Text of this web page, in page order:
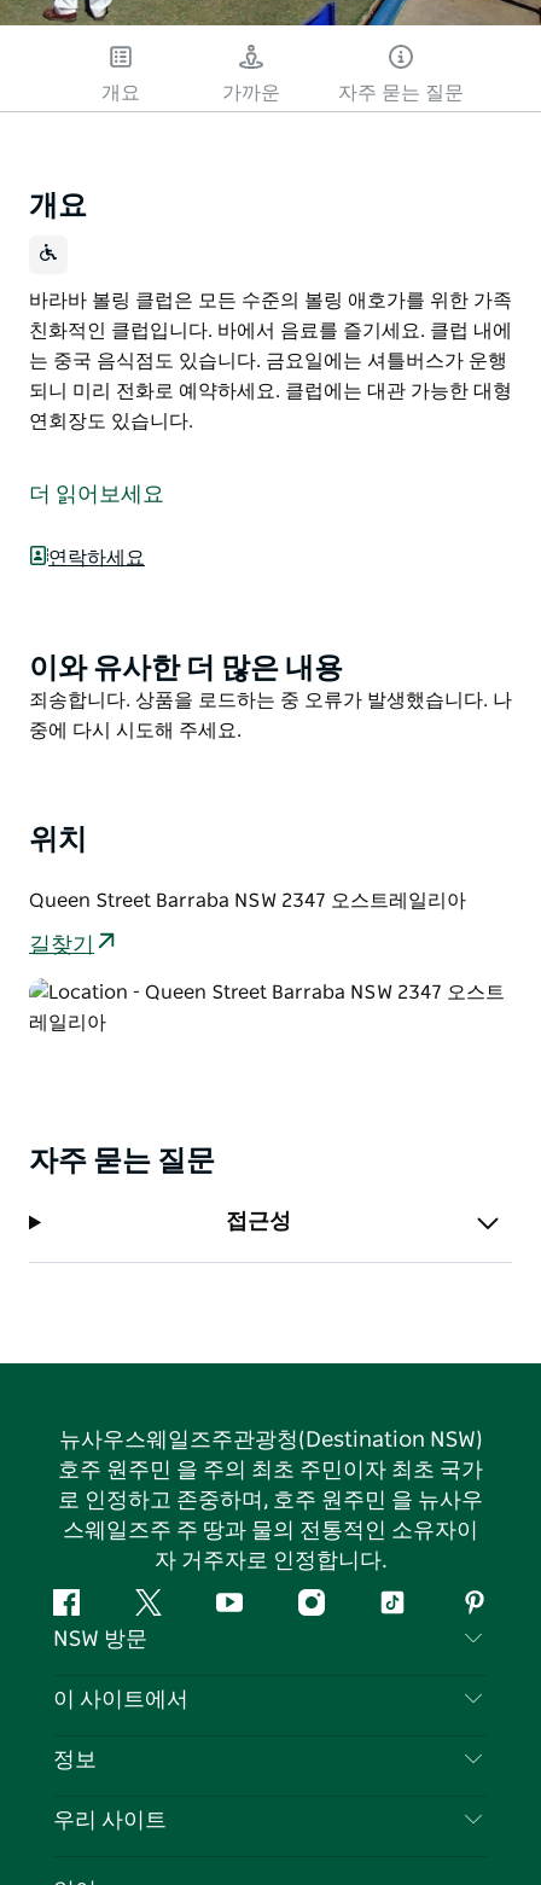
했습니다. 나중에 다시
시도해 주세요.
개요 가까운 자주 묻는 질문
개요
바라바 볼링 클럽은 모든 수준의 볼링 애호가를 위한 가족
친화적인 클럽입니다. 바에서 음료를 즐기세요. 클럽 내에
는 중국 음식점도 있습니다. 금요일에는 셔틀버스가 운행
되니 미리 전화로 예약하세요. 클럽에는 대관 가능한 대형
연회장도 있습니다.
친화적인 클럽입니다. 바에서 음료를 즐기세요. 클럽 내에
되니 미리 전화로 예약하세요. 클럽에는 대관 가능한 대형
연회장도 있습니다.
더 읽어보세요
연락하세요
Product
List
이와 유사한 더 많은 내용
Product
List
죄송합니다. 상품을 로드하는 중 오류가 발생했습니다. 나
중에 다시 시도해 주세요.
위치
Queen Street Barraba NSW 2347 오스트레일리아
길찾기
자주 묻는 질문
접근성
뉴사우스웨일즈주관광청(Destination NSW)
호주 원주민 을 주의 최초 주민이자 최초 국가
로 인정하고 존중하며, 호주 원주민 을 뉴사우
스웨일즈주 주 땅과 물의 전통적인 소유자이
자 거주자로 인정합니다.
페
이
북
지
다
유
인
틱
핀
터
스
NSW 방문
문의하기
쿠키 고지
이 사이트에서
목적지
정보
여행 정보
우리 사이트